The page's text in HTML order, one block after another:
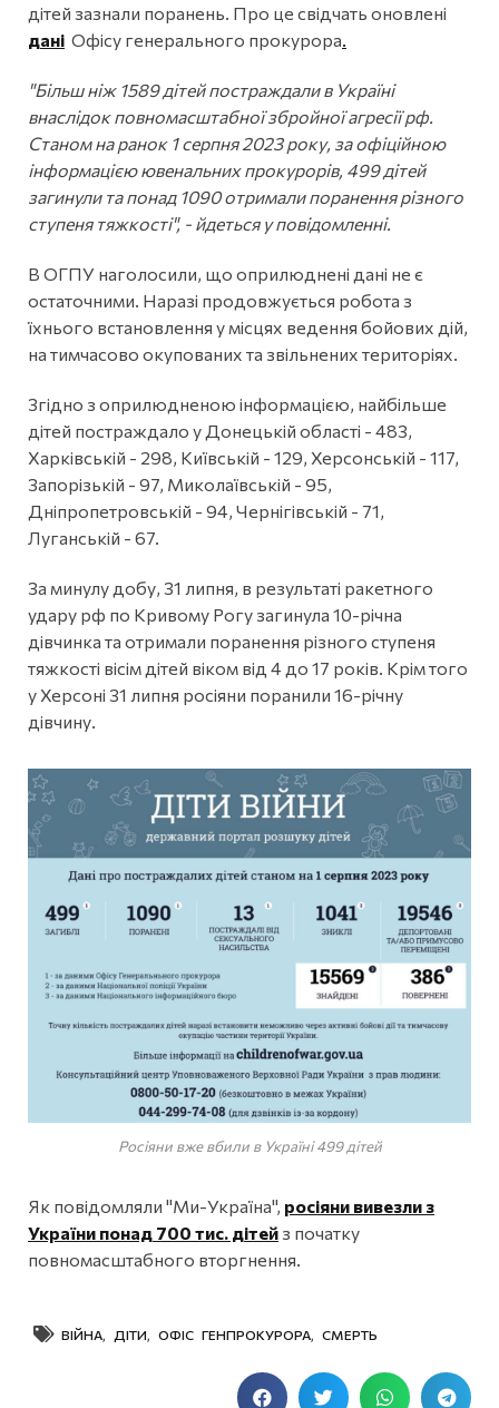
дітей зазнали поранень. Про це свідчать оновлені
дані Офісу генерального прокурора
"Більш ніж 1589 дітей постраждали в Україні
внаслідок повномасштабної збройної агресії рф.
Станом на ранок 1 серпня 2023 року, за офіційною
інформацією ювенальних прокурорів, 499 дітей
загинули та понад 1090 отримали поранення різного
ступеня тяжкості", - йдеться у повідомленні.
В ОГПУ наголосили, що оприлюднені дані не є
остаточними. Наразі продовжується робота з
їхнього встановлення у місцях ведення бойових дій,
на тимчасово окупованих та звільнених територіях.
Згідно з оприлюдненою інформацією, найбільше
дітей постраждало у Донецькій області - 483,
Харківській - 298, Київській - 129, Херсонській - 117,
Запорізькій - 97, Миколаївській - 95,
Дніпропетровській - 94, Чернігівській - 71,
Луганській - 67.
За минулу добу, 31 липня, в результаті ракетного
удару рф по Кривому Рогу загинула 10-річна
дівчинка та отримали поранення різного ступеня
тяжкості вісім дітей віком від 4 до 17 років. Крім того
у Херсоні 31 липня росіяни поранили 16-річну
дівчину.
Росіяни вже вбили в Україні 499 дітей
Як повідомляли "Ми-Україна", росіяни вивезли з
України понад 700 тис. дітей з початку
повномасштабного вторгнення.
ВІЙНА ДІТИ ОФІС ГЕНПРОКУРОРА СМЕРТЬ